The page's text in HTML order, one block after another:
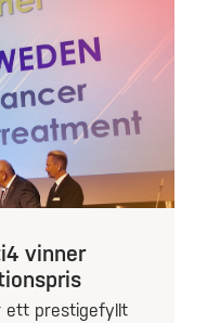
vinner
ett prestigefyllt